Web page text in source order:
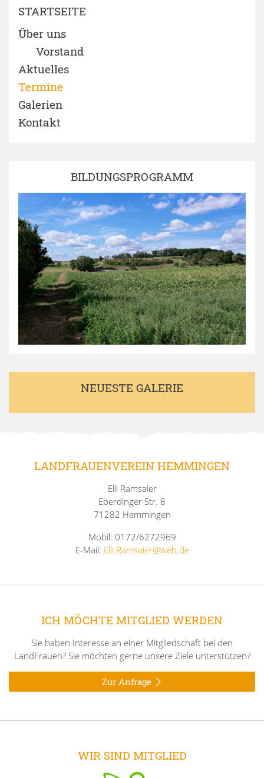
STARTSEITE
Über uns
Vorstand
Aktuelles
Termine
Galerien
Kontakt
BILDUNGSPROGRAMM
NEUESTE GALERIE
LANDFRAUENVEREIN HEMMINGEN
Elli Ramsaier
Eberdinger Str. 8
71282 Hemmingen
Mobil: 0172/6272969
E-Mail: Elli.Ramsaier@web.de
ICH MÖCHTE MITGLIED WERDEN
Sie haben Interesse an einer Mitgliedschaft bei den
LandFrauen? Sie möchten gerne unsere Ziele unterstützen?
Zur Anfrage
WIR SIND MITGLIED